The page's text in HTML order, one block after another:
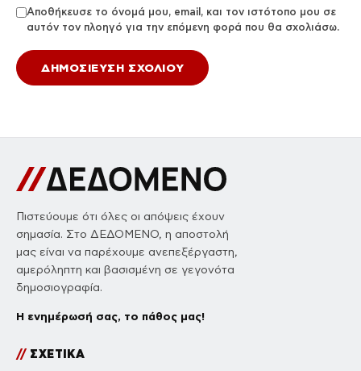
Αποθήκευσε το όνομά μου, email, και τον ιστότοπο μου σε
αυτόν τον πλοηγό για την επόμενη φορά που θα σχολιάσω.
Πιστεύουμε ότι όλες οι απόψεις έχουν
σημασία. Στο ΔΕΔΟΜΕΝΟ, η αποστολή
μας είναι να παρέχουμε ανεπεξέργαστη,
αμερόληπτη και βασισμένη σε γεγονότα
δημοσιογραφία.
Η ενημέρωσή σας, το πάθος μας!
//ΣΧΕΤΙΚΑ